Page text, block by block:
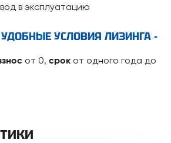
в эксплуатацию
УСЛОВИЯ ЛИЗИНГА -
от 0, срок от одного года до